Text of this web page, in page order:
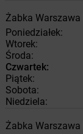
Żabka Warszawa
Poniedziałek:
Wtorek:
Środa:
Czwartek:
Piątek:
Sobota:
Niedziela:
Żabka Warszawa